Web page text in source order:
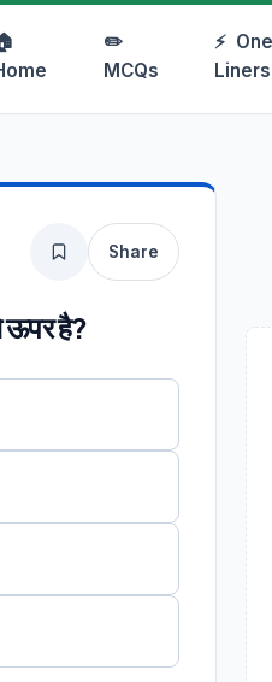
✏️
MCQs
⚡
Liners
Share
ऊपर है?